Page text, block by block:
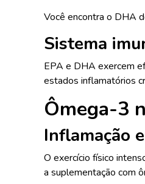
Você encontra o DHA
Sistema
EPA e DHA exercem
estados inflamatórios
Ômega-3
Inflamação
O exercício físico
a suplementação com